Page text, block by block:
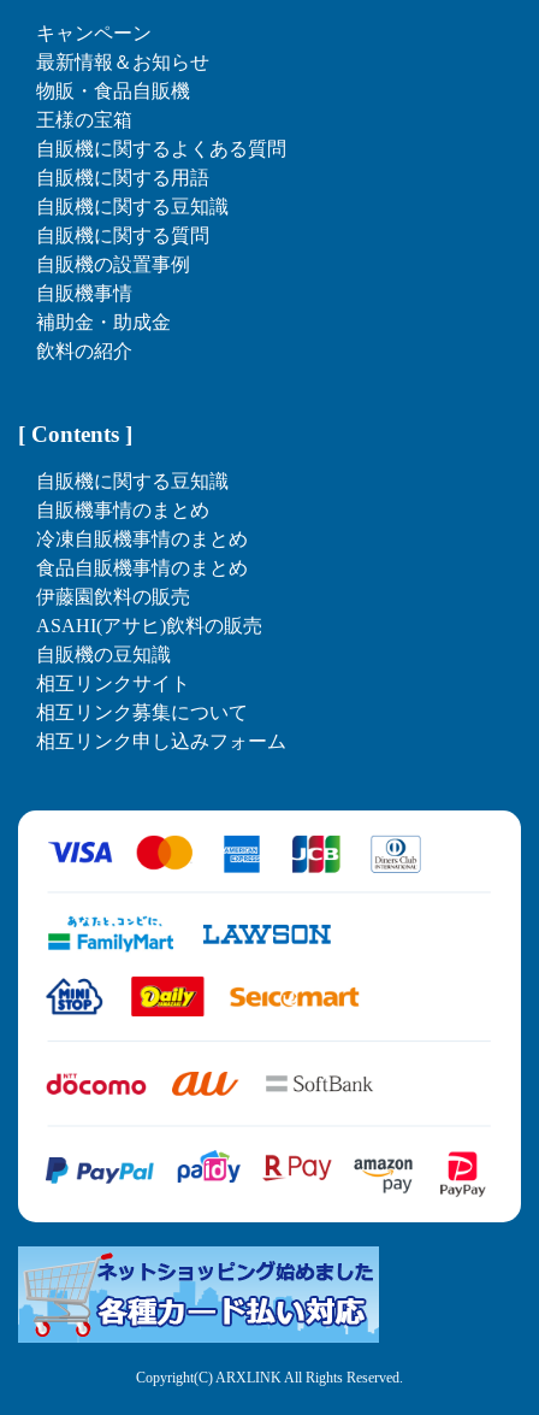
キャンペーン
最新情報＆お知らせ
物販・食品自販機
王様の宝箱
自販機に関するよくある質問
自販機に関する用語
自販機に関する豆知識
自販機に関する質問
自販機の設置事例
自販機事情
補助金・助成金
飲料の紹介
[ Contents ]
自販機に関する豆知識
自販機事情のまとめ
冷凍自販機事情のまとめ
食品自販機事情のまとめ
伊藤園飲料の販売
ASAHI(アサヒ)飲料の販売
自販機の豆知識
相互リンクサイト
相互リンク募集について
相互リンク申し込みフォーム
Copyright(C) ARXLINK All Rights Reserved.